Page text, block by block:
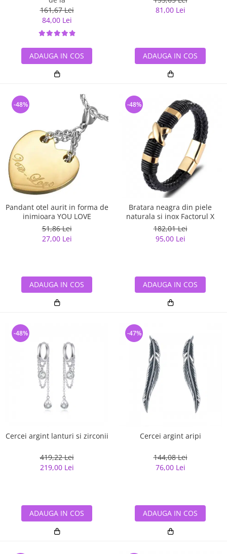
161,67 Lei
84,00 Lei
ADAUGA IN COS
81,00 Lei
ADAUGA IN COS
Pandant otel aurit in forma de
inimioara YOU LOVE
51,86 Lei
27,00 Lei
-48%
ADAUGA IN COS
Bratara neagra din piele
naturala si inox Factorul X
182,01 Lei
95,00 Lei
-48%
ADAUGA IN COS
Cercei argint lanturi si zirconii
419,22 Lei
219,00 Lei
-48%
ADAUGA IN COS
Cercei argint aripi
144,08 Lei
76,00 Lei
-47%
ADAUGA IN COS